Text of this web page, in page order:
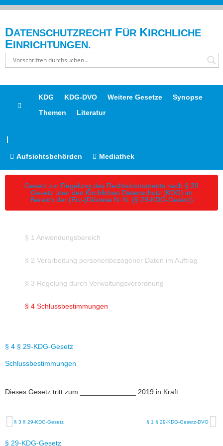
DATENSCHUTZRECHT FÜR KIRCHLICHE
EINRICHTUNGEN.
KDG KDG-DVO Weitere Gesetze
Synopse
Themen
Literatur
|
Aufsichtsbehörden Mediathek
Gesetz zur Regelung des Rechtsinstruments nach § 29
Gesetz über den Kirchlichen Datenschutz (KDG) im
Bereich der (Erz-)Diözese N. N. (§ 29-KDG-Gesetz)
§ 1 Anwendungsbereich
§ 2 Verarbeitung personenbezogener Daten im Auftrag
§ 3 Regelung durch Verwaltungsverordnung
§ 4 Schlussbestimmungen
§ 4 § 29-KDG-Gesetz
Schlussbestimmungen
Dieses Gesetz tritt zum ______________ 2019 in Kraft.
§ 3 § 29-KDG-Gesetz § 1 § 29-KDG-Gesetz-DVO
§ 29-KDG-Gesetz